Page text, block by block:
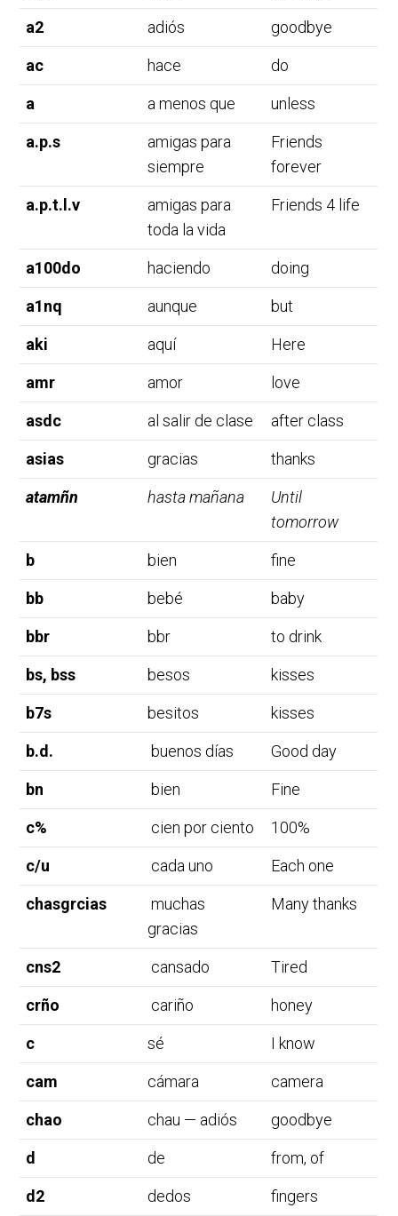
a2 adiós goodbye
ac hace do
a a menos que unless
a.p.s
amigas para
siempre
Friends
forever
a.p.t.l.v
amigas para
toda la vida
Friends 4 life
a100do haciendo doing
a1nq aunque but
aki aquí Here
amr amor love
asdc al salir de clase after class
asias gracias thanks
atamñn hasta mañana
Until
tomorrow
b bien fine
bb bebé baby
bbr bbr to drink
bs, bss besos kisses
b7s besitos kisses
b.d. buenos días Good day
bn bien Fine
c% cien por ciento 100%
c/u cada uno Each one
chasgrcias
muchas
gracias
Many thanks
cns2 cansado Tired
crño cariño honey
c sé I know
cam cámara camera
chao chau — adiós goodbye
d de from, of
d2 dedos fingers